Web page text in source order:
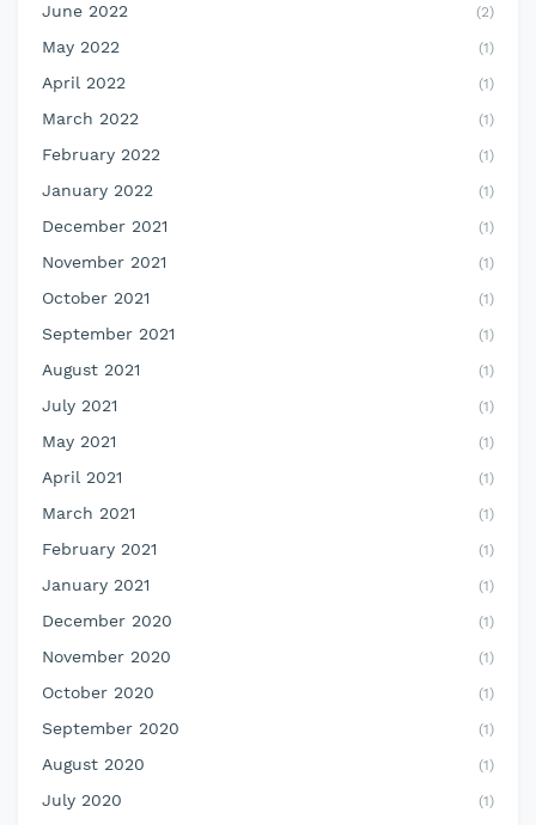
June 2022 (2)
May 2022 (1)
April 2022 (1)
March 2022 (1)
February 2022 (1)
January 2022 (1)
December 2021 (1)
November 2021 (1)
October 2021 (1)
September 2021 (1)
August 2021 (1)
July 2021 (1)
May 2021 (1)
April 2021 (1)
March 2021 (1)
February 2021 (1)
January 2021 (1)
December 2020 (1)
November 2020 (1)
October 2020 (1)
September 2020 (1)
August 2020 (1)
July 2020 (1)